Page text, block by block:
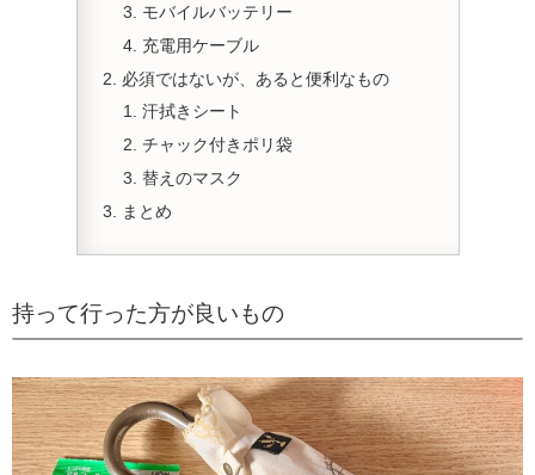
モバイルバッテリー
充電用ケーブル
必須ではないが、あると便利なもの
汗拭きシート
チャック付きポリ袋
替えのマスク
まとめ
持って行った方が良いもの